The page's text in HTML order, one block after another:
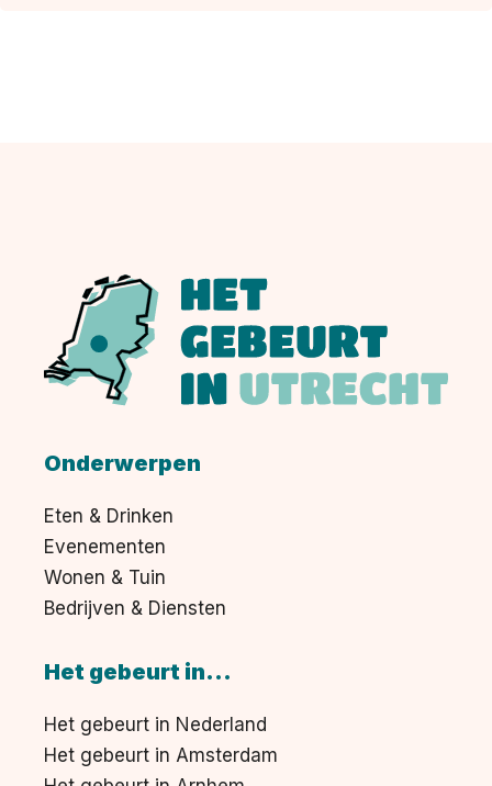
Onderwerpen
Eten & Drinken
Evenementen
Wonen & Tuin
Bedrijven & Diensten
Het gebeurt in...
Het gebeurt in Nederland
Het gebeurt in Amsterdam